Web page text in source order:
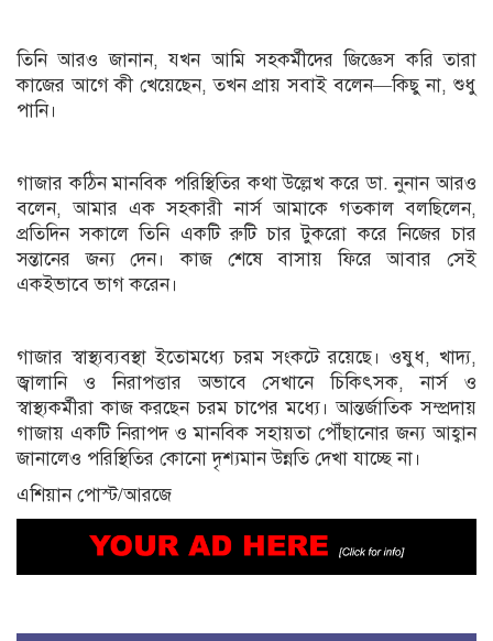
তিনি আরও জানান, যখন আমি সহকর্মীদের জিজ্ঞেস করি তারা
কাজের আগে কী খেয়েছেন, তখন প্রায় সবাই বলেন—কিছু না, শুধু
পানি।
গাজার কঠিন মানবিক পরিস্থিতির কথা উল্লেখ করে ডা. নুনান আরও
বলেন, আমার এক সহকারী নার্স আমাকে গতকাল বলছিলেন,
প্রতিদিন সকালে তিনি একটি রুটি চার টুকরো করে নিজের চার
সন্তানের জন্য দেন। কাজ শেষে বাসায় ফিরে আবার সেই
একইভাবে ভাগ করেন।
গাজার স্বাস্থ্যব্যবস্থা ইতোমধ্যে চরম সংকটে রয়েছে। ওষুধ, খাদ্য,
জ্বালানি ও নিরাপত্তার অভাবে সেখানে চিকিৎসক, নার্স ও
স্বাস্থ্যকর্মীরা কাজ করছেন চরম চাপের মধ্যে। আন্তর্জাতিক সম্প্রদায়
গাজায় একটি নিরাপদ ও মানবিক সহায়তা পৌঁছানোর জন্য আহ্বান
জানালেও পরিস্থিতির কোনো দৃশ্যমান উন্নতি দেখা যাচ্ছে না।
এশিয়ান পোস্ট/আরজে